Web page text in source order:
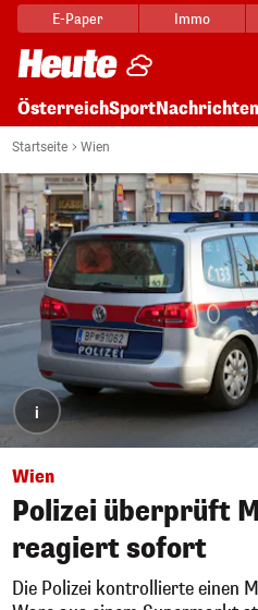
E-Paper Immo
ÖsterreichSportNachrichten
Startseite Wien
i
Wien
Polizei überprüft
reagiert sofort
Die Polizei kontrollierte einen